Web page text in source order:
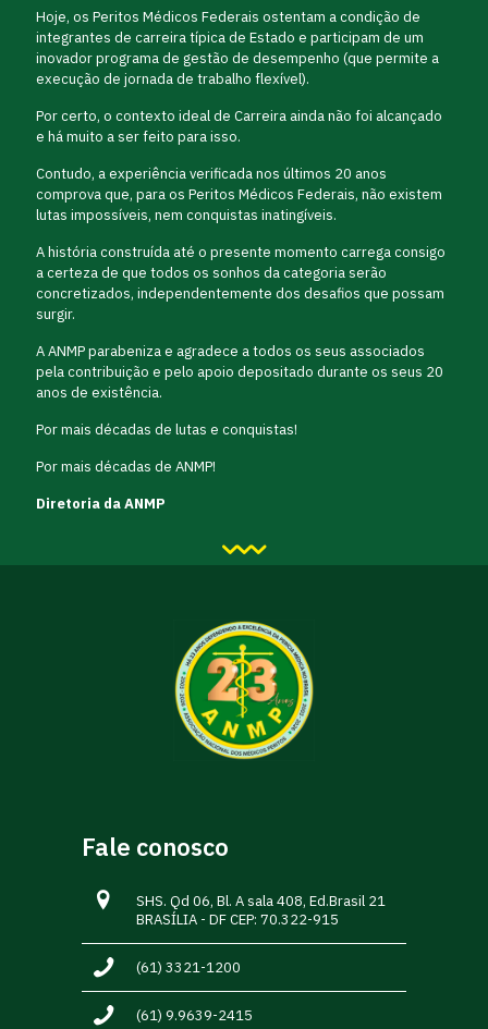
Hoje, os Peritos Médicos Federais ostentam a condição de
integrantes de carreira típica de Estado e participam de um
inovador programa de gestão de desempenho (que permite a
execução de jornada de trabalho flexível).
Por certo, o contexto ideal de Carreira ainda não foi alcançado
e há muito a ser feito para isso.
Contudo, a experiência verificada nos últimos 20 anos
comprova que, para os Peritos Médicos Federais, não existem
lutas impossíveis, nem conquistas inatingíveis.
A história construída até o presente momento carrega consigo
a certeza de que todos os sonhos da categoria serão
concretizados, independentemente dos desafios que possam
surgir.
A ANMP parabeniza e agradece a todos os seus associados
pela contribuição e pelo apoio depositado durante os seus 20
anos de existência.
Por mais décadas de lutas e conquistas!
Por mais décadas de ANMP!
Diretoria da ANMP
Fale conosco
SHS. Qd 06, Bl. A sala 408, Ed.Brasil 21
BRASÍLIA - DF CEP: 70.322-915
(61) 3321-1200
(61) 9.9639-2415